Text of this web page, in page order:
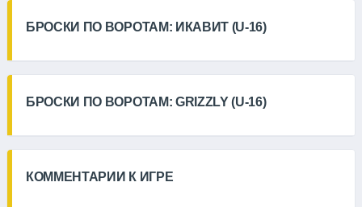
БРОСКИ ПО ВОРОТАМ: ИКАВИТ (U-16)
БРОСКИ ПО ВОРОТАМ: GRIZZLY (U-16)
КОММЕНТАРИИ К ИГРЕ